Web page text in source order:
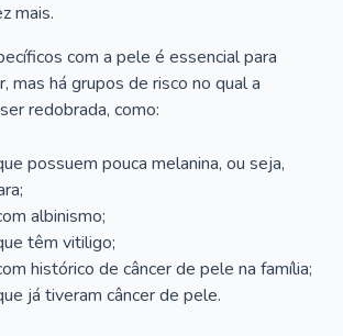
mais.
com a pele é essencial para
mas há grupos de risco no qual a
redobrada, como:
possuem pouca melanina, ou seja,
albinismo;
têm vitiligo;
histórico de câncer de pele na família;
já tiveram câncer de pele.